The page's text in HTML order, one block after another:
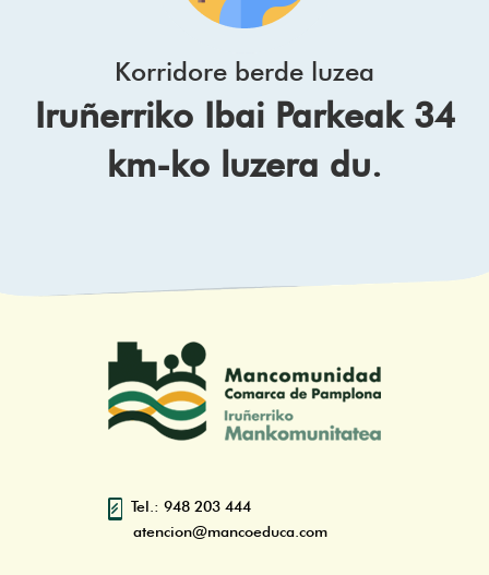
Korridore berde luzea
Iruñerriko Ibai Parkeak 34
km-ko luzera du.
Tel.: 948 203 444
atencion@mancoeduca.com